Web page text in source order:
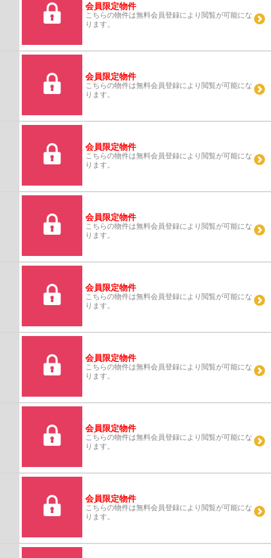
会員限定物件
こちらの物件は無料会員登録により閲覧が可能にな
ります。
会員限定物件
こちらの物件は無料会員登録により閲覧が可能にな
ります。
会員限定物件
こちらの物件は無料会員登録により閲覧が可能にな
ります。
会員限定物件
こちらの物件は無料会員登録により閲覧が可能にな
ります。
会員限定物件
こちらの物件は無料会員登録により閲覧が可能にな
ります。
会員限定物件
こちらの物件は無料会員登録により閲覧が可能にな
ります。
会員限定物件
こちらの物件は無料会員登録により閲覧が可能にな
ります。
会員限定物件
こちらの物件は無料会員登録により閲覧が可能にな
ります。